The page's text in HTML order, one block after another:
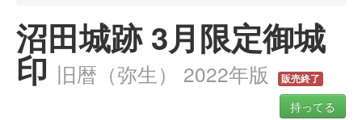
沼田城跡 3月限定御城
印 旧暦（弥生） 2022年版 販売終了
持ってる